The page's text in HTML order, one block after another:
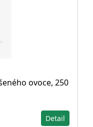
ovoce, 250
Detail